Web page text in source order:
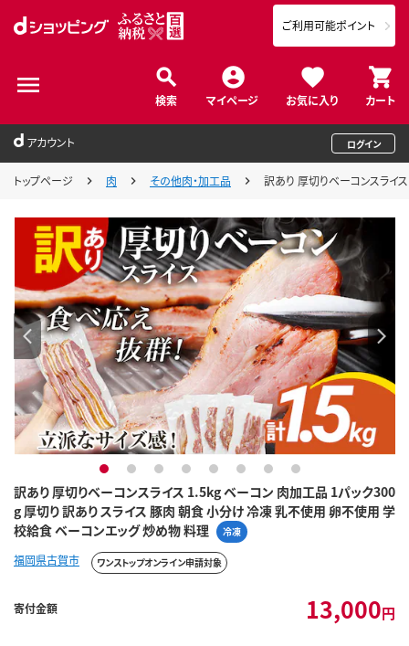
検索 マイページ お気に入り カート
ご利用可能ポイント
アカウント ログイン
トップページ 肉 その他肉・加工品 訳あり 厚切りベーコンスライ
訳あり 厚切りベーコンスライス 1.5kg ベーコン 肉加工品 1パック300
g 厚切り 訳あり スライス 豚肉 朝食 小分け 冷凍 乳不使用 卵不使用 学
校給食 ベーコンエッグ 炒め物 料理
冷凍
1 2 3 4 5 6 7 8
福岡県古賀市 ワンストップオンライン申請対象
寄付金額 13,000円